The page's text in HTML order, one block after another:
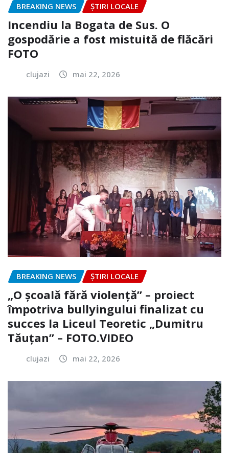
BREAKING NEWS ȘTIRI LOCALE
Incendiu la Bogata de Sus. O
gospodărie a fost mistuită de flăcări
FOTO
clujazi mai 22, 2026
BREAKING NEWS ȘTIRI LOCALE
„O școală fără violență” – proiect
împotriva bullyingului finalizat cu
succes la Liceul Teoretic „Dumitru
Tăuțan” – FOTO.VIDEO
clujazi mai 22, 2026